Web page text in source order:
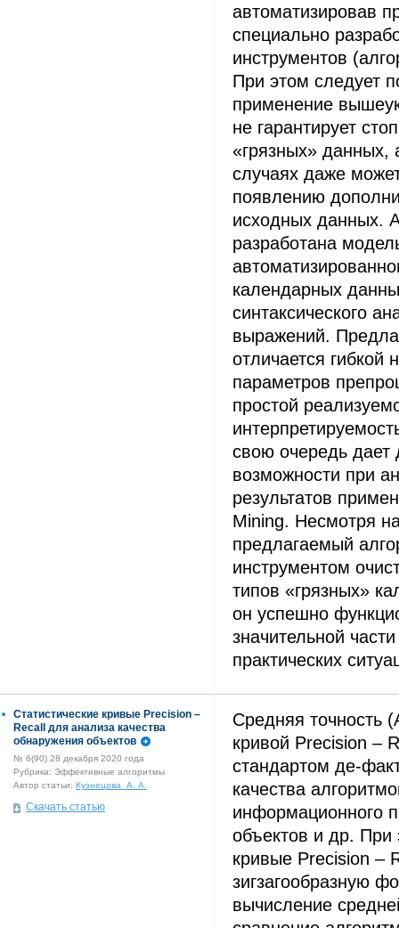
автоматизировав
специально
инструментов
При этом следует
применение
не гарантирует
«грязных» данных,
случаях даже
появлению
исходных данных.
разработана
календарных
синтаксического
выражений.
отличается гибкой
параметров
простой
свою очередь дает
возможности при
результатов
Mining. Несмотря
предлагаемый
инструментом
типов «грязных»
он успешно
значительной
практических
Статистические кривые Precision –
Recall для анализа качества
обнаружения объектов
№ 6(90) 28 декабря 2020 года
Рубрика: Эффективные алгоритмы
Автор статьи: Кузнецова А. А.
Скачать статью
Средняя точность
кривой Precision –
стандартом де-
качества
информационного
объектов и др. При
кривые Precision –
зигзагообразную
вычисление